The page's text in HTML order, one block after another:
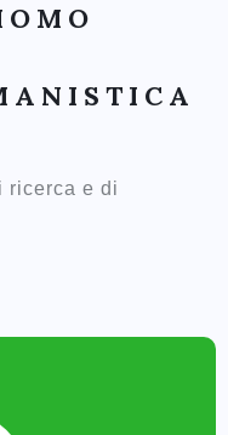
ricerca e di